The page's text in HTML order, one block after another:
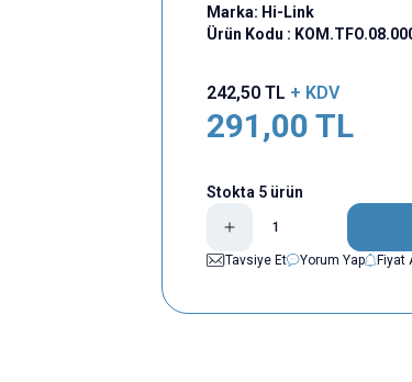
Marka: Hi-Link
Ürün Kodu :
242,50TL + KDV
291,00 TL
Stokta 5 ürün
Tavsiye Et
Yorum Yap Fiyat